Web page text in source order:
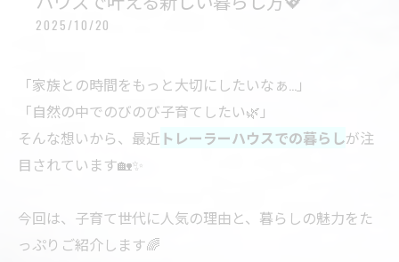
2025/10/20
「家族との時間をもっと大切にしたいなぁ...」
「自然の中でのびのび子育てしたい🌿」
そんな想いから、最近 トレーラーハウスでの暮らしが注
目されています🏡✨
今回は、子育て世代に人気の理由と、暮らしの魅力をた
っぷりご紹介します🌈